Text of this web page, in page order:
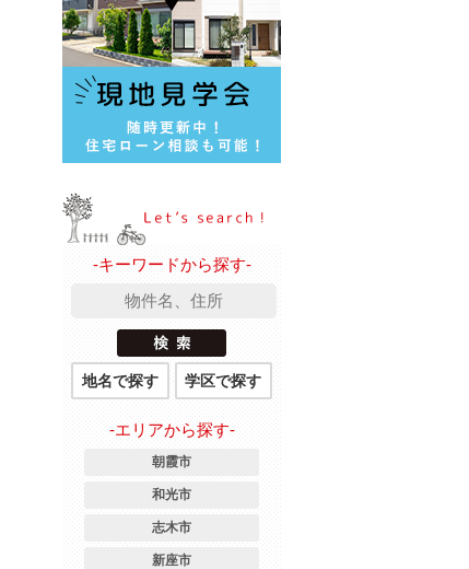
-キーワードから探す-
地名で探す 学区で探す
-エリアから探す-
朝霞市
和光市
志木市
新座市